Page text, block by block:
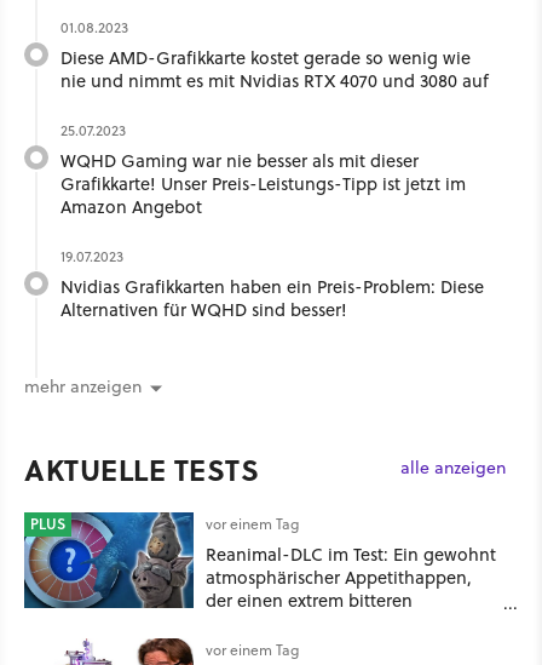
01.08.2023
Diese AMD-Grafikkarte kostet gerade so wenig wie
nie und nimmt es mit Nvidias RTX 4070 und 3080 auf
25.07.2023
WQHD Gaming war nie besser als mit dieser
Grafikkarte! Unser Preis-Leistungs-Tipp ist jetzt im
Amazon Angebot
19.07.2023
Nvidias Grafikkarten haben ein Preis-Problem: Diese
Alternativen für WQHD sind besser!
mehr anzeigen
AKTUELLE TESTS alle anzeigen
PLUS vor einem Tag
Reanimal-DLC im Test: Ein gewohnt
atmosphärischer Appetithappen,
der einen extrem bitteren
vor einem Tag